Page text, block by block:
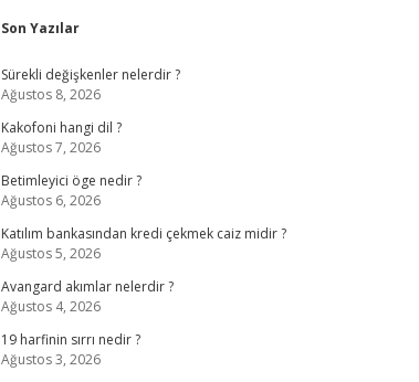
Sidebar
Son Yazılar
Sürekli değişkenler nelerdir ?
Ağustos 8, 2026
Kakofoni hangi dil ?
Ağustos 7, 2026
Betimleyici öge nedir ?
Ağustos 6, 2026
Katılım bankasından kredi çekmek caiz midir ?
Ağustos 5, 2026
Avangard akımlar nelerdir ?
Ağustos 4, 2026
19 harfinin sırrı nedir ?
Ağustos 3, 2026